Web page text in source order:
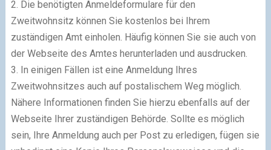
2. Die benötigten Anmeldeformulare für den
Zweitwohnsitz können Sie kostenlos bei Ihrem
zuständigen Amt einholen. Häufig können Sie sie auch von
der Webseite des Amtes herunterladen und ausdrucken.
3. In einigen Fällen ist eine Anmeldung Ihres
Zweitwohnsitzes auch auf postalischem Weg möglich.
Nähere Informationen finden Sie hierzu ebenfalls auf der
Webseite Ihrer zuständigen Behörde. Sollte es möglich
sein, Ihre Anmeldung auch per Post zu erledigen, fügen sie